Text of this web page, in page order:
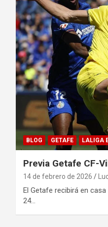
BLOG GETAFE LALIGA
Previa Getafe CF-
14 de febrero de 2026
El Getafe recibirá en
24…